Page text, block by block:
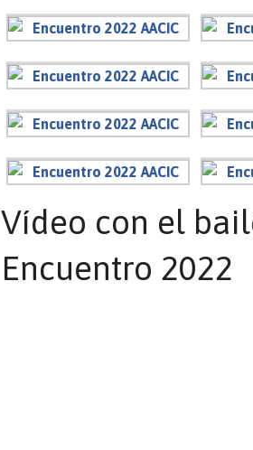
Vídeo con el
Encuentro 2022